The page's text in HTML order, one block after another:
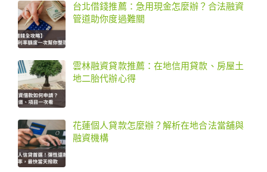
台北借錢推薦：急用現金怎麼辦？合法融資
管道助你度過難關
雲林融資貸款推薦：在地信用貸款、房屋土
地二胎代辦心得
花蓮個人貸款怎麼辦？解析在地合法當舖與
融資機構